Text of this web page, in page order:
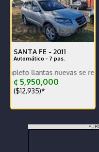
SANTA FE - 2011
Automático - 7 pas.
nuevas se recibe y se
¢ 5,950,000
($12,935)*